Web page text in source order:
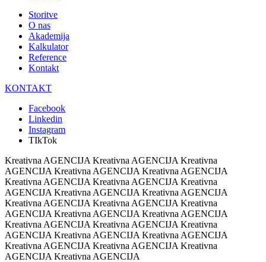
Storitve
O nas
Akademija
Kalkulator
Reference
Kontakt
KONTAKT
Facebook
Linkedin
Instagram
TIkTok
Kreativna AGENCIJA Kreativna AGENCIJA Kreativna
AGENCIJA Kreativna AGENCIJA Kreativna AGENCIJA
Kreativna AGENCIJA Kreativna AGENCIJA Kreativna
AGENCIJA Kreativna AGENCIJA Kreativna AGENCIJA
Kreativna AGENCIJA Kreativna AGENCIJA Kreativna
AGENCIJA Kreativna AGENCIJA Kreativna AGENCIJA
Kreativna AGENCIJA Kreativna AGENCIJA Kreativna
AGENCIJA Kreativna AGENCIJA Kreativna AGENCIJA
Kreativna AGENCIJA Kreativna AGENCIJA Kreativna
AGENCIJA Kreativna AGENCIJA